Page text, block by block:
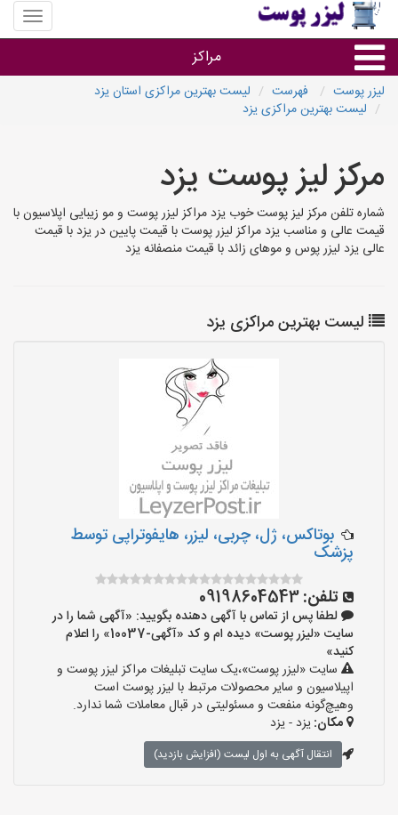
منوی
سایت
پوست
مراکز
استان ها
لیزر پوست فهرست
لیست بهترین مراکزی استان یزد
لیست بهترین مراکزی یزد
مرکز لیز پوست یزد
شماره تلفن مرکز لیز پوست خوب یزد مراکز لیزر پوست و مو زیبایی اپلاسیون با
قیمت عالی و مناسب یزد مراکز لیزر پوست با قیمت پایین در یزد با قیمت
عالی یزد لیزر پوس و موهای زائد با قیمت منصفانه یزد
لیست بهترین مراکزی یزد
بوتاکس، ژل، چربی، لیزر، هایفوتراپی توسط
پزشک
تلفن:09198604543
لطفا پس از تماس با آگهی دهنده بگویید: «آگهی شما را در
سایت «لیزر پوست» دیده ام و کد «آگهی-10037» را اعلام
کنید»
سایت «لیزر پوست»،یک سایت تبلیغات مراکز لیزر پوست و
اپیلاسیون و سایر محصولات مرتبط با لیزر پوست است
وهیچ‌گونه منفعت و مسئولیتی در قبال معاملات شما ندارد.
مکان:یزد - یزد
انتقال آگهی به اول لیست (افزایش بازدید)